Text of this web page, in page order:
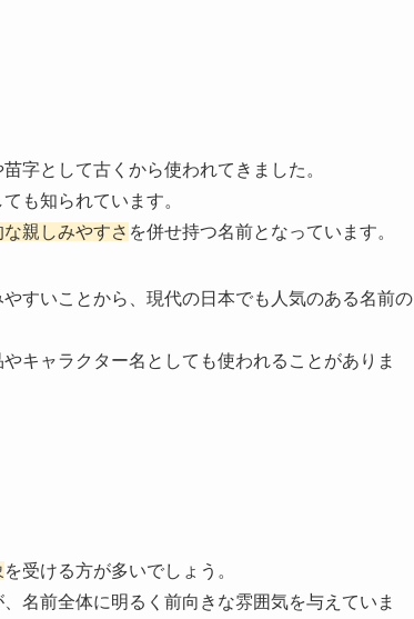
字として古くから使われてきました。
も知られています。
親しみやすさ を併せ持つ名前となっています。
すいことから、現代の日本でも人気のある名前の
キャラクター名としても使われることがありま
を受ける方が多いでしょう。
名前全体に明るく前向きな雰囲気を与えていま